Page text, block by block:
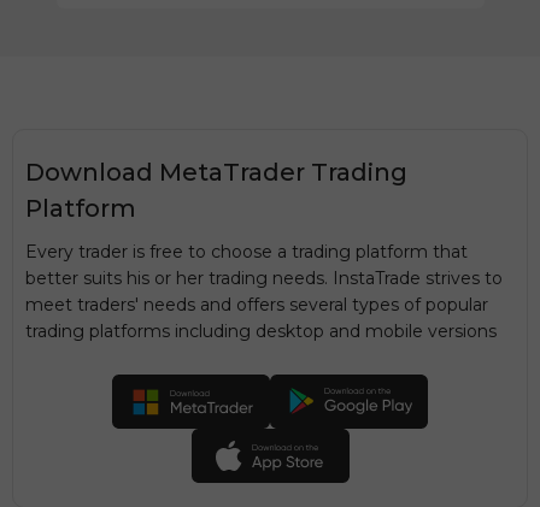
Download MetaTrader Trading
Platform
Every trader is free to choose a trading platform that
better suits his or her trading needs. InstaTrade strives to
meet traders' needs and offers several types of popular
trading platforms including desktop and mobile versions